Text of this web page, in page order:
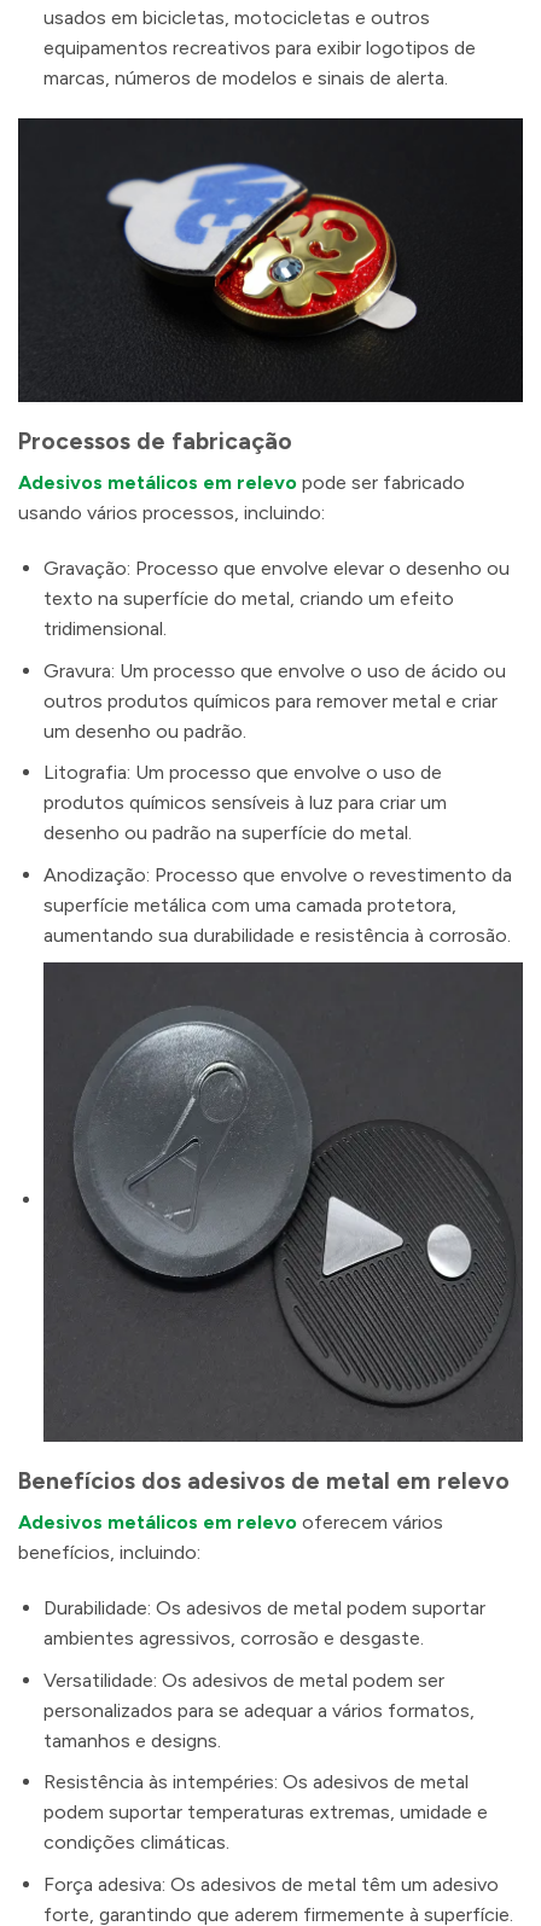
usados ​​em bicicletas, motocicletas e outros
equipamentos recreativos para exibir logotipos de
marcas, números de modelos e sinais de alerta.
Processos de fabricação
Adesivos metálicos em relevo pode ser fabricado
usando vários processos, incluindo:
Gravação: Processo que envolve elevar o desenho ou
texto na superfície do metal, criando um efeito
tridimensional.
Gravura: Um processo que envolve o uso de ácido ou
outros produtos químicos para remover metal e criar
um desenho ou padrão.
Litografia: Um processo que envolve o uso de
produtos químicos sensíveis à luz para criar um
desenho ou padrão na superfície do metal.
Anodização: Processo que envolve o revestimento da
superfície metálica com uma camada protetora,
aumentando sua durabilidade e resistência à corrosão.
Benefícios dos adesivos de metal em relevo
Adesivos metálicos em relevo oferecem vários
benefícios, incluindo:
Durabilidade: Os adesivos de metal podem suportar
ambientes agressivos, corrosão e desgaste.
Versatilidade: Os adesivos de metal podem ser
personalizados para se adequar a vários formatos,
tamanhos e designs.
Resistência às intempéries: Os adesivos de metal
podem suportar temperaturas extremas, umidade e
condições climáticas.
Força adesiva: Os adesivos de metal têm um adesivo
forte, garantindo que aderem firmemente à superfície.